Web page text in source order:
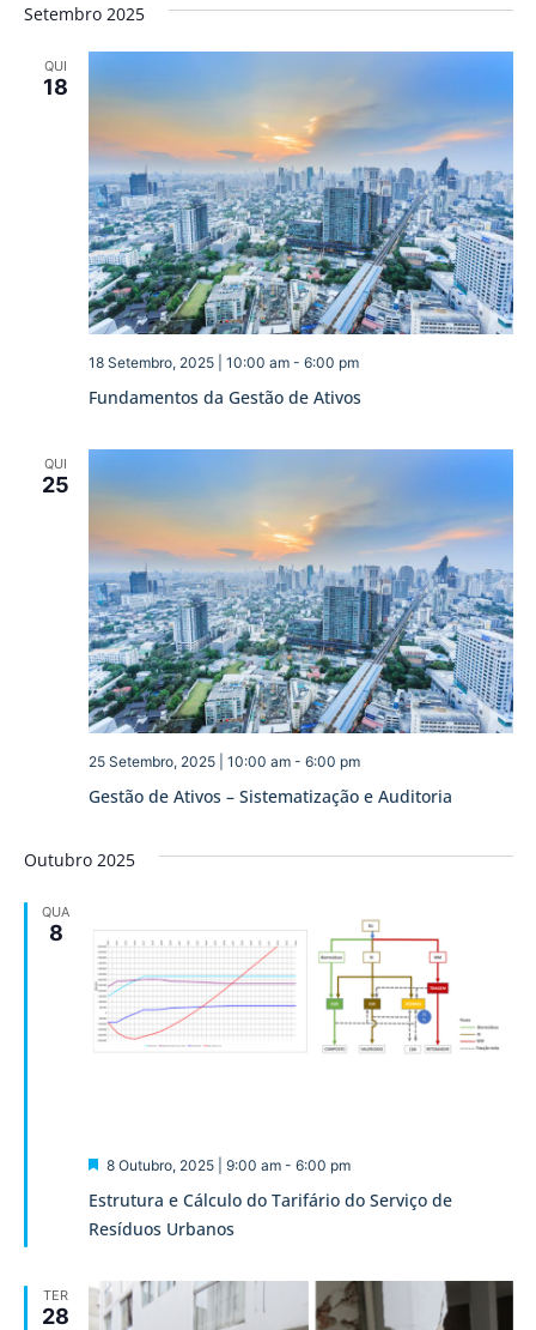
Setembro 2025
QUI
18
Fundamentos da Gestão de Ativos
18 Setembro, 2025 | 10:00 am- 6:00 pm
QUI
25
Gestão de Ativos – Sistematização e Auditoria
25 Setembro, 2025 | 10:00 am- 6:00 pm
Outubro 2025
QUA
8
Estrutura e Cálculo do Tarifário do Serviço de
Resíduos Urbanos
Destaque
8 Outubro, 2025 | 9:00 am- 6:00 pm
TER
28